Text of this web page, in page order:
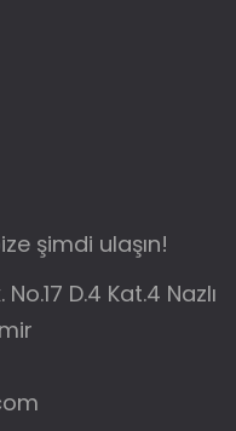
şimdi ulaşın!
D.4 Kat.4 Nazlı